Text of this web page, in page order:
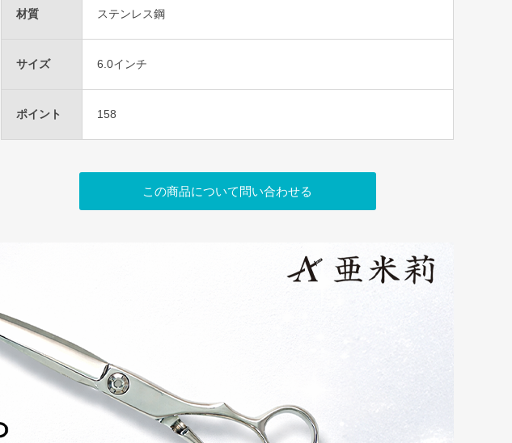
材質 ステンレス鋼
サイズ 6.0インチ
ポイント 158
この商品について問い合わせる